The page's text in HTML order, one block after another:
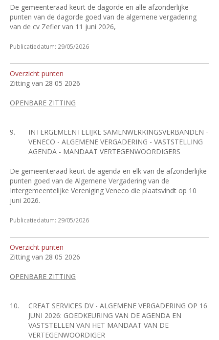
De gemeenteraad keurt de dagorde en alle afzonderlijke
punten van de dagorde goed van de algemene vergadering
van de cv Zefier van 11 juni 2026,
Publicatiedatum: 29/05/2026
Overzicht punten
Zitting van 28 05 2026
OPENBARE ZITTING
9.
INTERGEMEENTELIJKE SAMENWERKINGSVERBANDEN -
VENECO - ALGEMENE VERGADERING - VASTSTELLING
AGENDA - MANDAAT VERTEGENWOORDIGERS
De gemeenteraad keurt de agenda en elk van de afzonderlijke
punten goed van de Algemene Vergadering van de
Intergemeentelijke Vereniging Veneco die plaatsvindt op 10
juni 2026.
Publicatiedatum: 29/05/2026
Overzicht punten
Zitting van 28 05 2026
OPENBARE ZITTING
10.
CREAT SERVICES DV - ALGEMENE VERGADERING OP 16
JUNI 2026: GOEDKEURING VAN DE AGENDA EN
VASTSTELLEN VAN HET MANDAAT VAN DE
VERTEGENWOORDIGER